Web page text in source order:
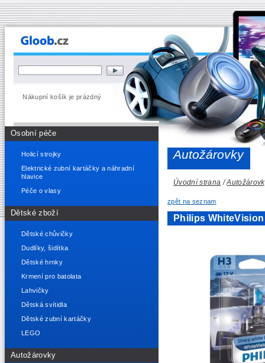
Nákupní košík je prázdný
Osobní péče
Holicí strojky
Elektrické zubní kartáčky a náhradní
hlavice
Péče o vlasy
Dětské zboží
Dětské chůvičky
Dudlíky, šidítka
Dětské hrnky
Krmení pro batolata
Lahvičky
Dětská svítidla
Dětské zubní kartáčky
LEGO
Autožárovky
Autožárovky
Úvodní strana /
zpět na seznam
Philips WhiteVision